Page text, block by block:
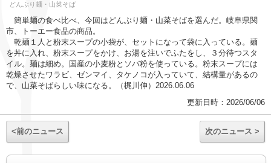
どんぶり麺・山菜そば
簡単麺の食べ比べ、今回はどんぶり麺・山菜そばを選んだ。岐阜県関
市、トーエー食品の商品。
乾麺１人と粉末スープの小袋が、セットになって袋に入っている。麺
を丼に入れ、粉末スープをかけ、お湯を注いでふたをし、３分待つスタ
イル。麺は細め。国産の小麦粉とソバ粉を使っている。粉末スープには
乾燥させたワラビ、ゼンマイ、タケノコが入っていて、結構量があるの
で、山菜そばらしい味になる。（梶川伸）2026.06.06
更新日時：2026/06/06
<前のニュース 次のニュース >